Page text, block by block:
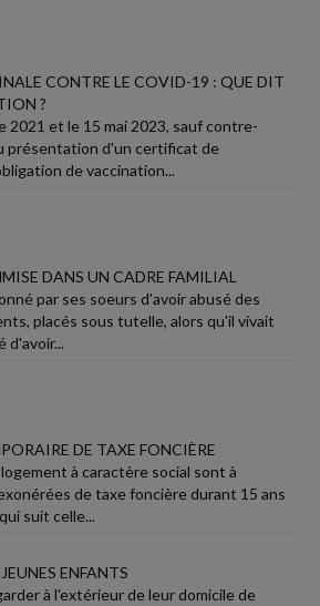
CONTRE LE COVID-19 : QUE DIT
?
2021 et le 15 mai 2023, sauf contre-
présentation d'un certificat de
de vaccination...
DANS UN CADRE FAMILIAL
par ses soeurs d'avoir abusé des
placés sous tutelle, alors qu'il vivait
d'avoir...
DE TAXE FONCIÈRE
à caractère social sont à
de taxe foncière durant 15 ans
suit celle...
ENFANTS
à l'extérieur de leur domicile de